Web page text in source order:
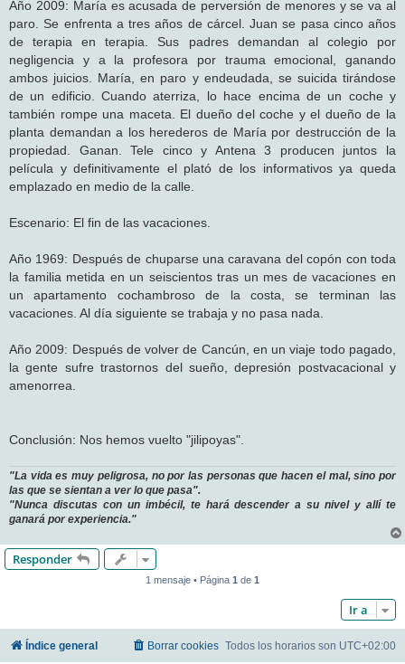
Año 2009: María es acusada de perversión de menores y se va al
paro. Se enfrenta a tres años de cárcel. Juan se pasa cinco años
de terapia en terapia. Sus padres demandan al colegio por
negligencia y a la profesora por trauma emocional, ganando
ambos juicios. María, en paro y endeudada, se suicida tirándose
de un edificio. Cuando aterriza, lo hace encima de un coche y
también rompe una maceta. El dueño del coche y el dueño de la
planta demandan a los herederos de María por destrucción de la
propiedad. Ganan. Tele cinco y Antena 3 producen juntos la
película y definitivamente el plató de los informativos ya queda
emplazado en medio de la calle.
Escenario: El fin de las vacaciones.
Año 1969: Después de chuparse una caravana del copón con toda
la familia metida en un seiscientos tras un mes de vacaciones en
un apartamento cochambroso de la costa, se terminan las
vacaciones. Al día siguiente se trabaja y no pasa nada.
Año 2009: Después de volver de Cancún, en un viaje todo pagado,
la gente sufre trastornos del sueño, depresión postvacacional y
amenorrea.
Conclusión: Nos hemos vuelto "jilipoyas".
"La vida es muy peligrosa, no por las personas que hacen el mal, sino por
las que se sientan a ver lo que pasa".
"Nunca discutas con un imbécil, te hará descender a su nivel y allí te
ganará por experiencia."
Responder
1 mensaje • Página 1 de 1
Ir a
Índice general Todos los horarios son UTC+02:00
Borrar cookies